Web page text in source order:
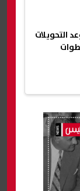
2026.. موعد التحويلات